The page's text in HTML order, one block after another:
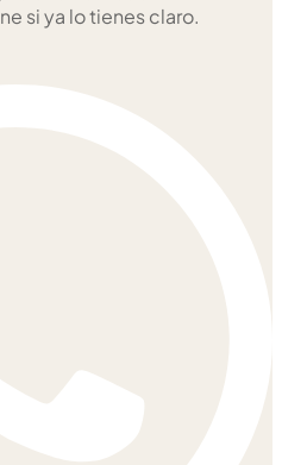
si ya lo tienes claro.